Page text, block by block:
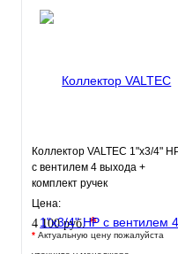
Коллектор VALTEC 1"х3/4"
с вентилем 4 выхода +
комплект ручек
Цена:
4 100 руб.*
* Актуальную цену пожалуйста